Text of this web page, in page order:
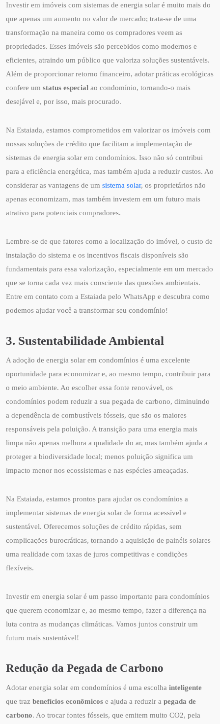
Investir em imóveis com sistemas de energia solar é muito mais do
que apenas um aumento no valor de mercado; trata-se de uma
transformação na maneira como os compradores veem as
propriedades. Esses imóveis são percebidos como modernos e
eficientes, atraindo um público que valoriza soluções sustentáveis.
Além de proporcionar retorno financeiro, adotar práticas ecológicas
confere um status especial ao condomínio, tornando-o mais
desejável e, por isso, mais procurado.
Na Estaiada, estamos comprometidos em valorizar os imóveis com
nossas soluções de crédito que facilitam a implementação de
sistemas de energia solar em condomínios. Isso não só contribui
para a eficiência energética, mas também ajuda a reduzir custos. Ao
considerar as vantagens de um sistema solar, os proprietários não
apenas economizam, mas também investem em um futuro mais
atrativo para potenciais compradores.
Lembre-se de que fatores como a localização do imóvel, o custo de
instalação do sistema e os incentivos fiscais disponíveis são
fundamentais para essa valorização, especialmente em um mercado
que se torna cada vez mais consciente das questões ambientais.
Entre em contato com a Estaiada pelo WhatsApp e descubra como
podemos ajudar você a transformar seu condomínio!
3. Sustentabilidade Ambiental
A adoção de energia solar em condomínios é uma excelente
oportunidade para economizar e, ao mesmo tempo, contribuir para
o meio ambiente. Ao escolher essa fonte renovável, os
condomínios podem reduzir a sua pegada de carbono, diminuindo
a dependência de combustíveis fósseis, que são os maiores
responsáveis pela poluição. A transição para uma energia mais
limpa não apenas melhora a qualidade do ar, mas também ajuda a
proteger a biodiversidade local; menos poluição significa um
impacto menor nos ecossistemas e nas espécies ameaçadas.
Na Estaiada, estamos prontos para ajudar os condomínios a
implementar sistemas de energia solar de forma acessível e
sustentável. Oferecemos soluções de crédito rápidas, sem
complicações burocráticas, tornando a aquisição de painéis solares
uma realidade com taxas de juros competitivas e condições
flexíveis.
Investir em energia solar é um passo importante para condomínios
que querem economizar e, ao mesmo tempo, fazer a diferença na
luta contra as mudanças climáticas. Vamos juntos construir um
futuro mais sustentável!
Redução da Pegada de Carbono
Adotar energia solar em condomínios é uma escolha inteligente
que traz benefícios econômicos e ajuda a reduzir a pegada de
carbono. Ao trocar fontes fósseis, que emitem muito CO2, pela